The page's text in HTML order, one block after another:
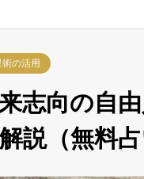
の活用
志向の自
説（無料占